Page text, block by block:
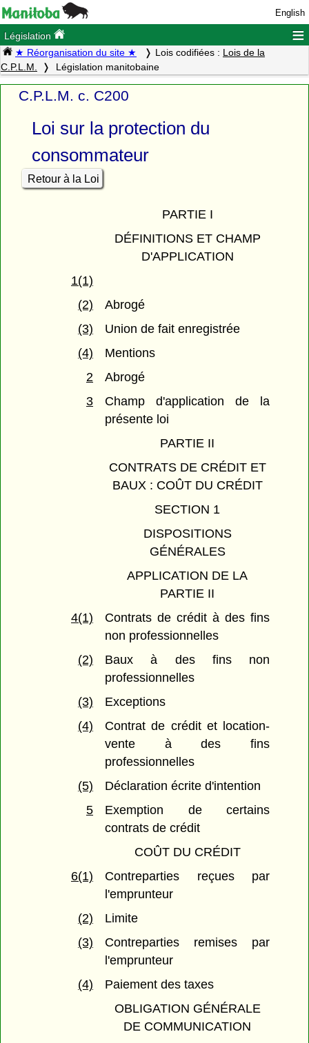
English
Législation ≡
★ Réorganisation du site ★ Lois codifiées : Lois de la
C.P.L.M.
Législation manitobaine
C.P.L.M. c. C200
Loi sur la protection du
consommateur
Retour à la Loi
PARTIE I
DÉFINITIONS ET CHAMP
D'APPLICATION
1(1)
(2)
Abrogé
(3)
Union de fait enregistrée
(4)
Mentions
2
Abrogé
3
Champ d'application de la
présente loi
PARTIE II
CONTRATS DE CRÉDIT ET
BAUX : COÛT DU CRÉDIT
SECTION 1
DISPOSITIONS
GÉNÉRALES
APPLICATION DE LA
PARTIE II
4(1)
Contrats de crédit à des fins
non professionnelles
(2)
Baux à des fins non
professionnelles
(3)
Exceptions
(4)
Contrat de crédit et location-
vente à des fins
professionnelles
(5)
Déclaration écrite d'intention
5
Exemption de certains
contrats de crédit
COÛT DU CRÉDIT
6(1)
Contreparties reçues par
l'emprunteur
(2)
Limite
(3)
Contreparties remises par
l'emprunteur
(4)
Paiement des taxes
OBLIGATION GÉNÉRALE
DE COMMUNICATION